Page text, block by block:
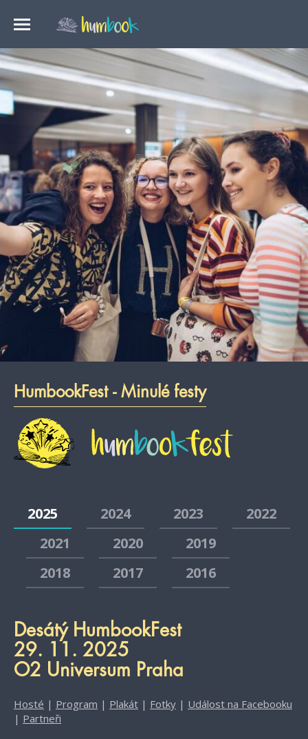
HumbookFest - Minulé festy
2025 2024 2023
2022
2021
2020
2019
2018
2017 2016
Desátý HumbookFest
29. 11. 2025
O2 Universum Praha
Hosté | Program | Plakát | Fotky | Událost na Facebooku
| Partneři